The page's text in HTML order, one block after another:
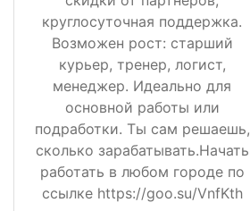
круглосуточная поддержка.
Возможен рост: старший
курьер, тренер, логист,
менеджер. Идеально для
основной работы или
подработки. Ты сам решаешь,
сколько зарабатывать.Начать
работать в любом городе по
ссылке https://goo.su/VnfKth